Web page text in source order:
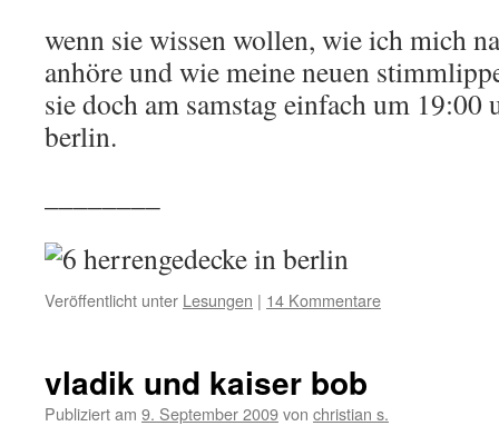
wenn sie wissen wollen, wie ich mich
anhöre und wie meine neuen
sie doch am samstag einfach um
berlin.
Veröffentlicht unter Lesungen | 14 Kommentare
vladik und kaiser bob
Publiziert am 9. September 2009von christian s.